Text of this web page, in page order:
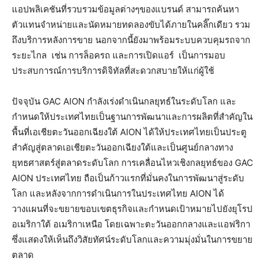
แอปพลิเคชันที่รวบรวมข้อมูลต่างๆของแบรนด์ สามารถค้นหา
ตัวแทนจำหน่ายและนัดหมายทดลองขับได้ภายในคลิ๊กเดียว รวม
ถึงบริการหลังการขาย นอกจากนี้ยังมาพร้อมระบบควบคุมรถจาก
ระยะไกล เช่น การล็อครถ และการเปิดแอร์ เป็นการมอบ
ประสบการณ์การบริการดิจิทัลที่สะดวกสบายให้แก่ผู้ใช้
ปัจจุบัน GAC AION กำลังเร่งดำเนินกลยุทธ์ในระดับโลก และ
กำหนดให้ประเทศไทยเป็นฐานการพัฒนาและการผลิตที่สำคัญใน
พื้นที่เอเชียตะวันออกเฉียงใต้ AION ได้ให้ประเทศไทยเป็นประตู
สำคัญสู่ตลาดเอเชียตะวันออกเฉียงใต้และเป็นศูนย์กลางทาง
ยุทธศาสตร์สู่ตลาดระดับโลก การเคลื่อนไหวเชิงกลยุทธ์ของ GAC
AION ประเทศไทย ถือเป็นก้าวแรกที่มั่นคงในการพัฒนาสู่ระดับ
โลก และหลังจากการดำเนินการในประเทศไทย AION ได้
วางแผนที่จะขยายขอบเขตธุรกิจและกำหนดเป้าหมายไปยังยุโรป
อเมริกาใต้ อเมริกาเหนือ โดยเฉพาะตะวันออกกลางและแอฟริกา
ซึ่งแสดงให้เห็นถึงวิสัยทัศน์ระดับโลกและความมุ่งมั่นในการขยาย
ตลาด